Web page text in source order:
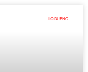
LO BUENO